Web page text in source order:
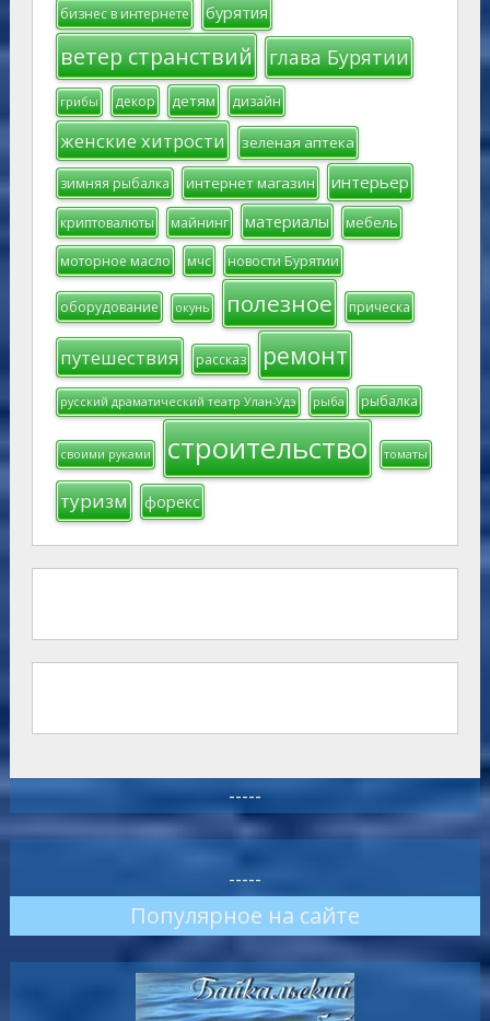
бизнес в интернете бурятия
ветер странствий глава Бурятии
грибы декор детям дизайн
женские хитрости зеленая аптека
зимняя рыбалка интернет магазин интерьер
криптовалюты майнинг материалы мебель
моторное масло мчс новости Бурятии
оборудование окунь полезное прическа
путешествия рассказ ремонт
русский драматический театр Улан-Удэ рыба рыбалка
своими руками строительство томаты
туризм форекс
-----
-----
Популярное на сайте